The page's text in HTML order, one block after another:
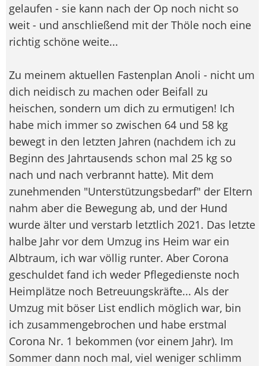
gelaufen - sie kann nach der Op noch nicht so
weit - und anschließend mit der Thöle noch eine
richtig schöne weite...
Zu meinem aktuellen Fastenplan Anoli - nicht um
dich neidisch zu machen oder Beifall zu
heischen, sondern um dich zu ermutigen! Ich
habe mich immer so zwischen 64 und 58 kg
bewegt in den letzten Jahren (nachdem ich zu
Beginn des Jahrtausends schon mal 25 kg so
nach und nach verbrannt hatte). Mit dem
zunehmenden "Unterstützungsbedarf" der Eltern
nahm aber die Bewegung ab, und der Hund
wurde älter und verstarb letztlich 2021. Das letzte
halbe Jahr vor dem Umzug ins Heim war ein
Albtraum, ich war völlig runter. Aber Corona
geschuldet fand ich weder Pflegedienste noch
Heimplätze noch Betreuungskräfte... Als der
Umzug mit böser List endlich möglich war, bin
ich zusammengebrochen und habe erstmal
Corona Nr. 1 bekommen (vor einem Jahr). Im
Sommer dann noch mal, viel weniger schlimm